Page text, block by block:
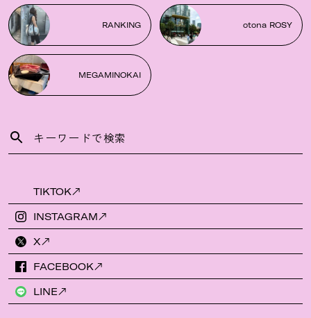
RANKING otona ROSY
MEGAMINOKAI
TIKTOK
INSTAGRAM
X
FACEBOOK
LINE